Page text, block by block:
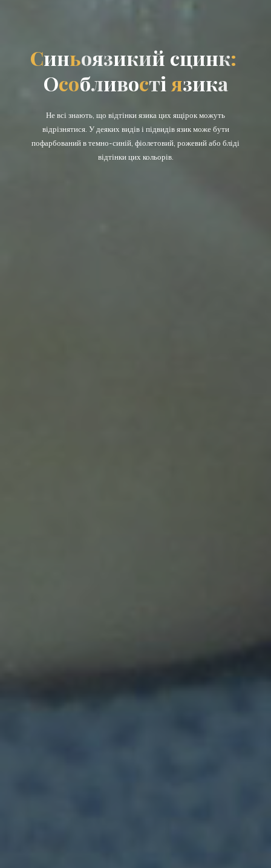
Синьоязз
икий сс
ц
ц ин
н к:
Особли
и вост
т і язик
к а
Не всі знають, що відтінки язика цих ящірок можуть
відрізнятися. У деяких видів і підвидів язик може бути
пофарбований в темно-синій, фіолетовий, рожевий або бліді
відтінки цих кольорів.